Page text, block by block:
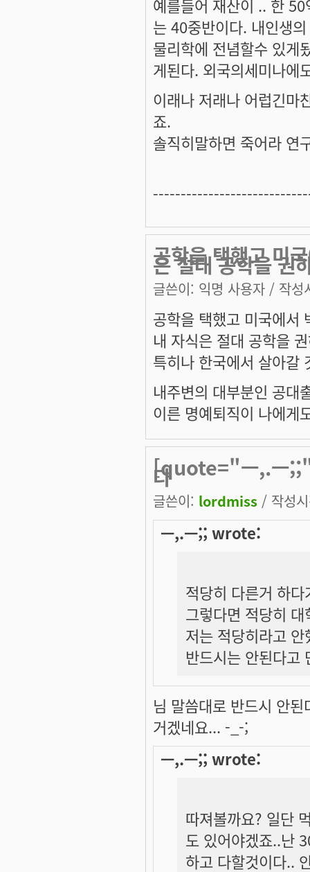
예를들어 재산이 .. 한
는 40중반이다. 내인생
물리학에 전념할수 있게
게된다. 외국의세미나에
이래나 저래나 어럽긴마
죠.
솔직히말하면 죽어라 연
공학을 택했고 미
은 절대 공학을 권
글쓴이: 익명 사용자 / 작성
공학을 택했고 미국에서
내 자식은 절대 공학을
특히나 한국에서 살아갈
내주변의 대부분인 공대
이른 명예퇴직이 나에게
[quote="ㅡ,.ㅡ;;"]
다
글쓴이: lordmiss / 작성
ㅡ,.ㅡ;; wrote:
적당히 다른거 하
그렇다면 적당히
저는 적당히라고
반드시는 안된다고
님 말씀대로 반드시 안
거겠네요... -_-;
ㅡ,.ㅡ;; wrote:
따져볼까요? 일단
도 있어야겠죠..난
하고 다할것이다..